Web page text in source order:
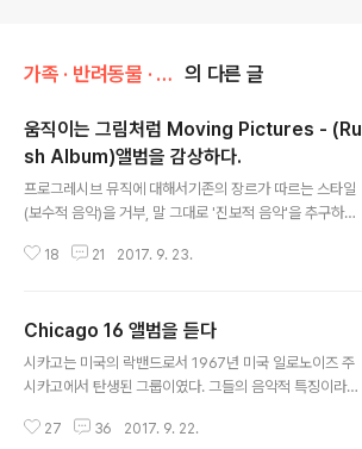
가족 · 반려동물 · 취향/취미 & 관심사 의 다른 글
움직이는 그림처럼 Moving Pictures - (Ru
sh Album)앨범을 감상하다.
프로그레시브 뮤직에 대해서기존의 장르가 따르는 스타일
(보수적 음악)을 거부, 말 그대로 '진보적 음악'을 추구하는
사용하지 않는 다른 악기를 도입 다른 장르에서의 요소, 또
전개 컨셉 지향적인 곡/앨범 구성을 바탕으로 한 락의 장르
로 보면된다. -나무위키 인용글- 70년대를 통털어서 진보
적인 음악을 한 밴드를 예로 들어 보라고 한다면 필자는 단
밴드로서 미국이라는 락 시장에 문을 두더리고 그들의 독
18 21 2017. 9. 23.
Chicago 16 앨범을 듣다
시카고는 미국의 락밴드로서 1967년 미국 일로노이즈 주
시카고에서 탄생된 그룹이였다. 그들의 음악적 특징이라면
로운 락의 형태로 선을 보이게 되었다. 이렇듯 실험적인 음
27 36 2017. 9. 22.